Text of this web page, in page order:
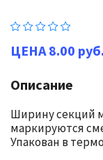
8.00 руб.
Описание
Ширину секций
маркируются
Упакован в